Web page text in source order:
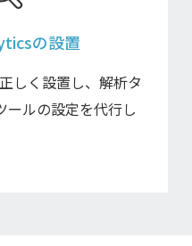
の設置
しく設置し、解析タ
ールの設定を代行し